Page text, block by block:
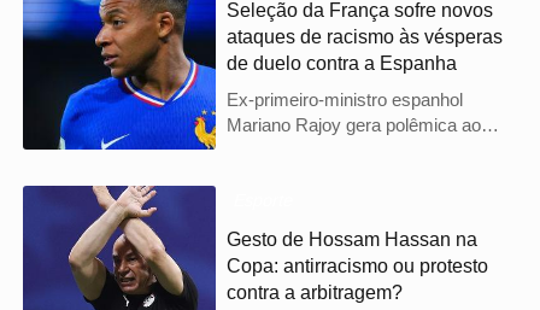
de 2021.
Seleção da França sofre novos
ataques de racismo às vésperas
de duelo contra a Espanha
Ex-primeiro-ministro espanhol
Mariano Rajoy gera polêmica ao
Gesto de Hossam Hassan na
Copa: antirracismo ou protesto
contra a arbitragem?